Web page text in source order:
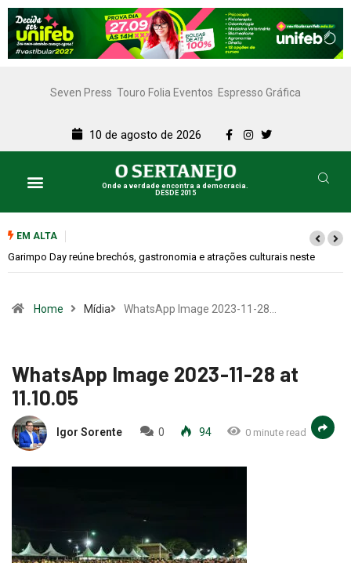
Seven Press Touro Folia Eventos Espresso Gráfica
10 de agosto de 2026
Onde a verdade encontra a democracia.
DESDE 2015
EM ALTA
Day reúne brechós, gastronomia e atrações culturais neste
Home Mídia WhatsApp Image 2023-11-28…
WhatsApp Image 2023-11-28 at
11.10.05
Igor Sorente 0 94 0 minute read